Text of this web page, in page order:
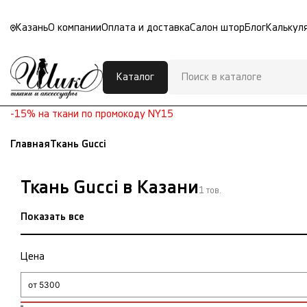
КазаньО компанииОплата и доставкаСалон штор Блог
Каталог
-15% на ткани по промокоду NY15
ГлавнаяТкань Gucci
Ткань Gucci в Казани 1 тов.
Показать все
Цена